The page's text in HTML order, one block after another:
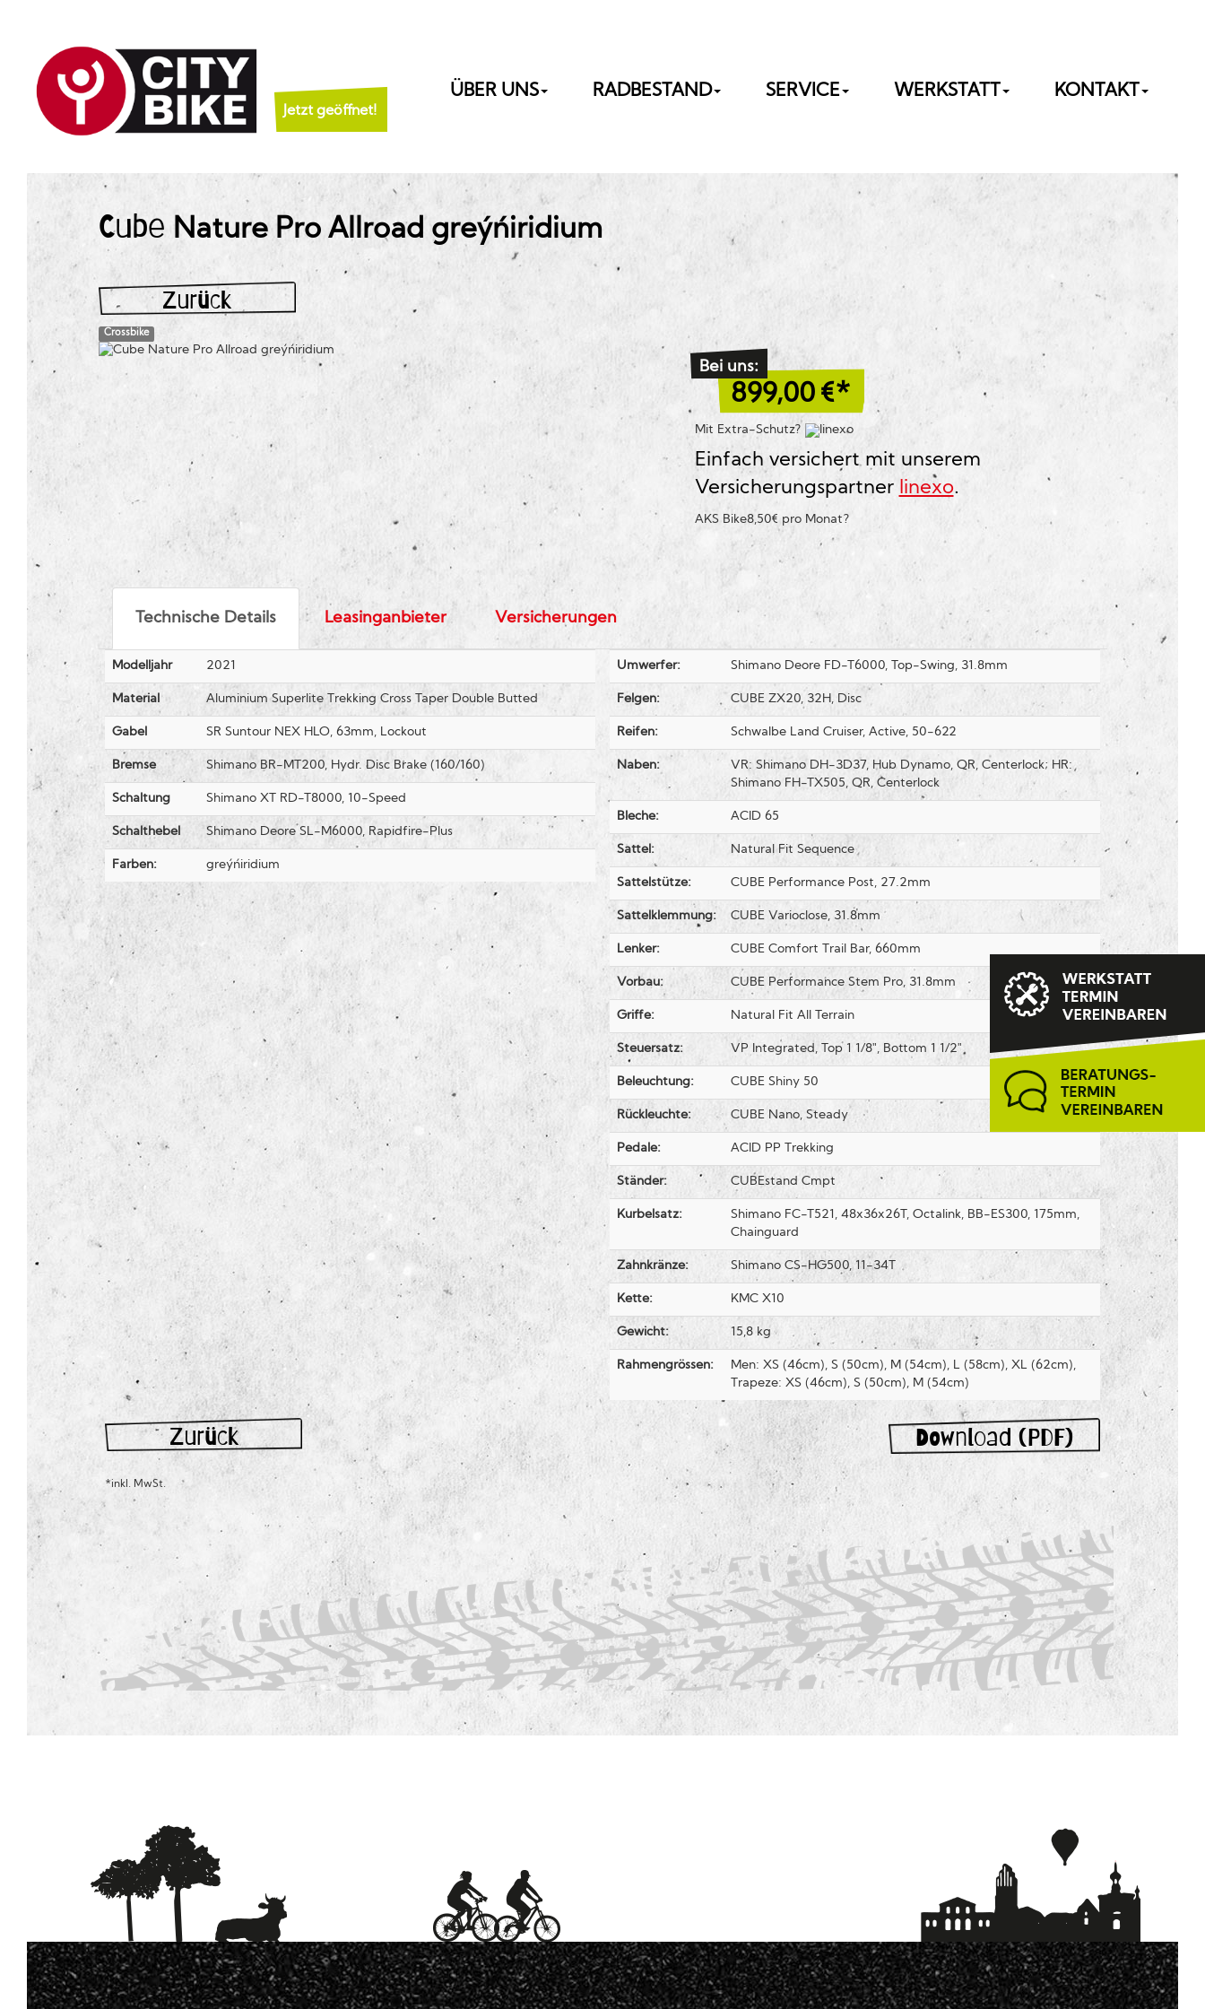
Jetzt geöffnet!
ÜBER UNS RADBESTAND SERVICE WERKSTATT KONTAKT
Cube Nature Pro Allroad grey´n´iridium
Zurück
Crossbike
Bei uns:
899,00 €*
Mit Extra-Schutz?
Einfach versichert mit unserem
Versicherungspartner linexo.
AKS Bike8,50€ pro Monat?
Technische Details Leasinganbieter Versicherungen
Modelljahr 2021
Material Aluminium Superlite Trekking Cross Taper Double Butted
Gabel SR Suntour NEX HLO, 63mm, Lockout
Bremse Shimano BR-MT200, Hydr. Disc Brake (160/160)
Schaltung Shimano XT RD-T8000, 10-Speed
Schalthebel Shimano Deore SL-M6000, Rapidfire-Plus
Farben: grey´n´iridium
Umwerfer: Shimano Deore FD-T6000, Top-Swing, 31.8mm
Felgen: CUBE ZX20, 32H, Disc
Reifen: Schwalbe Land Cruiser, Active, 50-622
Naben:
VR: Shimano DH-3D37, Hub Dynamo, QR, Centerlock; HR:
Shimano FH-TX505, QR, Centerlock
Bleche: ACID 65
Sattel: Natural Fit Sequence
Sattelstütze: CUBE Performance Post, 27.2mm
Sattelklemmung: CUBE Varioclose, 31.8mm
Lenker: CUBE Comfort Trail Bar, 660mm
Vorbau: CUBE Performance Stem Pro, 31.8mm
Griffe: Natural Fit All Terrain
Steuersatz: VP Integrated, Top 1 1/8", Bottom 1 1/2"
Beleuchtung: CUBE Shiny 50
Rückleuchte: CUBE Nano, Steady
Pedale: ACID PP Trekking
Ständer: CUBEstand Cmpt
Kurbelsatz:
Shimano FC-T521, 48x36x26T, Octalink, BB-ES300, 175mm,
Chainguard
Zahnkränze: Shimano CS-HG500, 11-34T
Kette: KMC X10
Gewicht: 15,8 kg
Rahmengrössen:
Men: XS (46cm), S (50cm), M (54cm), L (58cm), XL (62cm),
Trapeze: XS (46cm), S (50cm), M (54cm)
Zurück Download (PDF)
*inkl. MwSt.